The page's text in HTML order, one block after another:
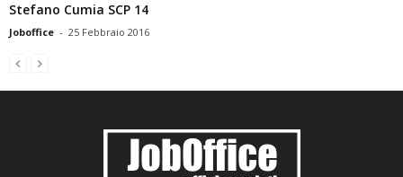
Stefano Cumia SCP 14
Joboffice - 25 Febbraio 2016